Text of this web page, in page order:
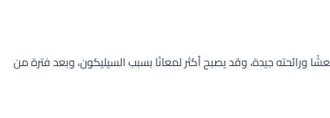
ورائحته جيدة، وقد يصبح أكثر لمعانًا بسبب السيليكون، وبعد فترة من